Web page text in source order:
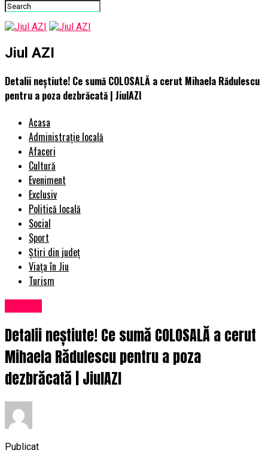
Jiul AZI
Detalii neștiute! Ce sumă COLOSALĂ a cerut Mihaela Rădulescu
pentru a poza dezbrăcată | JiulAZI
Acasa
Administrație locală
Afaceri
Cultură
Eveniment
Exclusiv
Politică locală
Social
Sport
Știri din județ
Viața în Jiu
Turism
Detalii neștiute! Ce sumă COLOSALĂ a cerut
Mihaela Rădulescu pentru a poza
dezbrăcată | JiulAZI
Publicat